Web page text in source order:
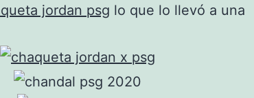
jordan psg lo que lo llevó a una